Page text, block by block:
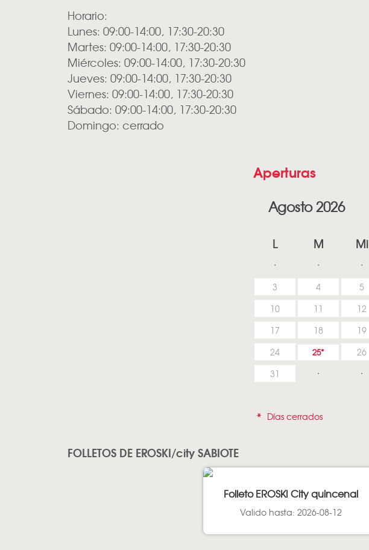
Horario:
Lunes: 09:00-14:00, 17:30-20:30
Martes: 09:00-14:00, 17:30-20:30
Miércoles: 09:00-14:00, 17:30-20:30
Jueves: 09:00-14:00, 17:30-20:30
Viernes: 09:00-14:00, 17:30-20:30
Sábado: 09:00-14:00, 17:30-20:30
Domingo: cerrado
Aperturas
Agosto 2026
L M Mi
3 4 5
10 11 12
17 18 19
24 25 26
31
* Días cerrados
FOLLETOS DE EROSKI/city SABIOTE
Folleto EROSKI City quincenal
Valido hasta: 2026-08-12